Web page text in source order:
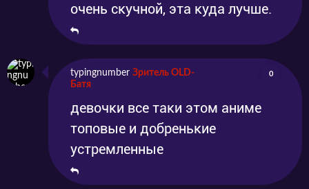
очень скучной, эта куда лучше.
typingnumber Зритель OLD-
Батя
0
девочки все таки этом аниме
топовые и добренькие
устремленные